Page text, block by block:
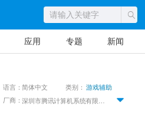
应用 专题 新闻
语言：简体中文 类别：游戏辅助
厂商：